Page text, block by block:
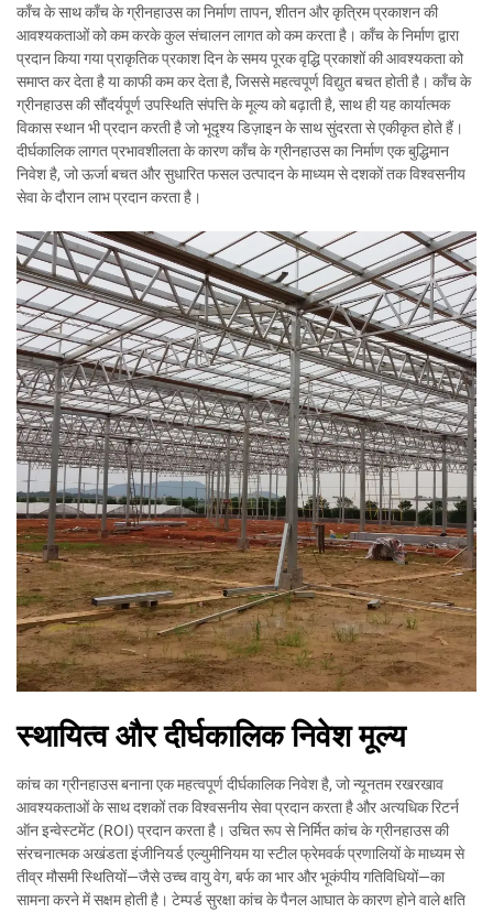
काँच के साथ काँच के ग्रीनहाउस का निर्माण तापन, शीतन और कृत्रिम प्रकाशन की
आवश्यकताओं को कम करके कुल संचालन लागत को कम करता है। काँच के निर्माण द्वारा
प्रदान किया गया प्राकृतिक प्रकाश दिन के समय पूरक वृद्धि प्रकाशों की आवश्यकता को
समाप्त कर देता है या काफी कम कर देता है, जिससे महत्वपूर्ण विद्युत बचत होती है। काँच के
ग्रीनहाउस की सौंदर्यपूर्ण उपस्थिति संपत्ति के मूल्य को बढ़ाती है, साथ ही यह कार्यात्मक
विकास स्थान भी प्रदान करती है जो भूदृश्य डिज़ाइन के साथ सुंदरता से एकीकृत होते हैं।
दीर्घकालिक लागत प्रभावशीलता के कारण काँच के ग्रीनहाउस का निर्माण एक बुद्धिमान
निवेश है, जो ऊर्जा बचत और सुधारित फसल उत्पादन के माध्यम से दशकों तक विश्वसनीय
सेवा के दौरान लाभ प्रदान करता है।
स्थायित्व और दीर्घकालिक निवेश मूल्य
कांच का ग्रीनहाउस बनाना एक महत्वपूर्ण दीर्घकालिक निवेश है, जो न्यूनतम रखरखाव
आवश्यकताओं के साथ दशकों तक विश्वसनीय सेवा प्रदान करता है और अत्यधिक रिटर्न
ऑन इन्वेस्टमेंट (ROI) प्रदान करता है। उचित रूप से निर्मित कांच के ग्रीनहाउस की
संरचनात्मक अखंडता इंजीनियर्ड एल्युमीनियम या स्टील फ्रेमवर्क प्रणालियों के माध्यम से
तीव्र मौसमी स्थितियों—जैसे उच्च वायु वेग, बर्फ का भार और भूकंपीय गतिविधियों—का
सामना करने में सक्षम होती है। टेम्पर्ड सुरक्षा कांच के पैनल आघात के कारण होने वाले क्षति